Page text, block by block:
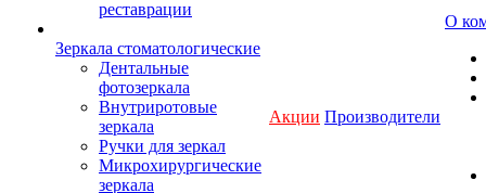
реставрации
Зеркала стоматологические
Дентальные
фотозеркала
Внутриротовые
зеркала
Ручки для зеркал
Микрохирургические
зеркала
Акции Производители
О